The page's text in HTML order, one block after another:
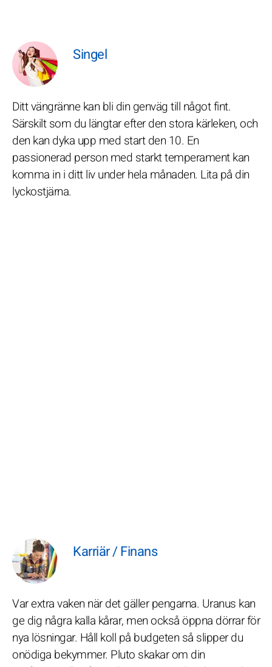
Singel
Ditt vängränne kan bli din genväg till något fint.
Särskilt som du längtar efter den stora kärleken, och
den kan dyka upp med start den 10. En
passionerad person med starkt temperament kan
komma in i ditt liv under hela månaden. Lita på din
lyckostjärna.
Karriär / Finans
Var extra vaken när det gäller pengarna. Uranus kan
ge dig några kalla kårar, men också öppna dörrar för
nya lösningar. Håll koll på budgeten så slipper du
onödiga bekymmer. Pluto skakar om din